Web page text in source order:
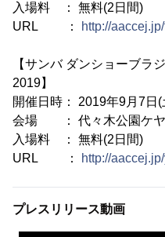
入場料 ： 無料(2日間)
URL ：
http://
【サンバ ダンショーブラ
2019】
開催日時： 2019年9月7
会場 ： 代々木公園ケヤ
入場料 ： 無料(2日間)
URL ：
http://
プレスリリース動画